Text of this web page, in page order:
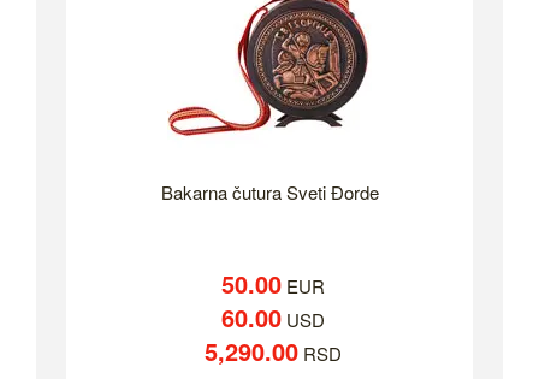
Bakarna čutura Sveti Đorde
50.00EUR
60.00USD
5,290.00RSD